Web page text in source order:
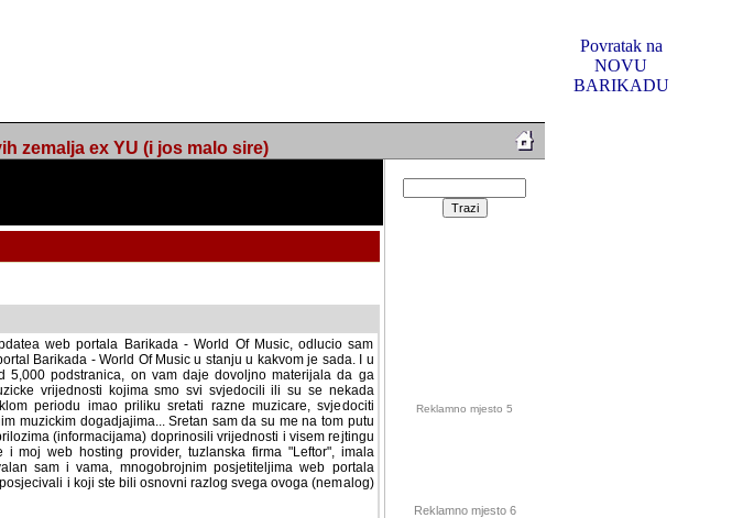
Povratak na
NOVU
BARIKADU
zemalja ex YU (i jos malo sire)
web portala Barikada - World Of Music, odlucio sam
Barikada - World Of Music u stanju u kakvom je sada. I u
5,000 podstranica, on vam daje dovoljno materijala da ga
vrijednosti kojima smo svi svjedocili ili su se nekada desile.
imao priliku sretati razne muzicare, svjedociti njihovim
dogadjajima... Sretan sam da su me na tom putu pratili
(informacijama) doprinosili vrijednosti i visem rejtingu ovog
web hosting provider, tuzlanska firma "Leftor", imala
sam i vama, mnogobrojnim posjetiteljima web portala
i koji ste bili osnovni razlog svega ovoga (nemalog)